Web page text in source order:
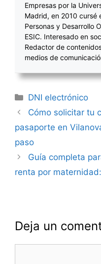
Empresas por la
Madrid, en 2010 cursé
Personas y Desarrollo
ESIC. Interesado en
Redactor de
medios de
Categorías
DNI electrónico
Navegación
entradas
Cómo solicitar tu
pasaporte en
paso
Guía completa
renta por
Deja un